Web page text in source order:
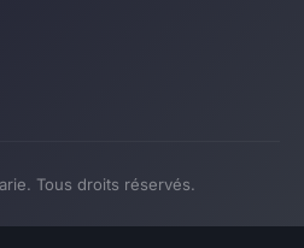
Tous droits réservés.